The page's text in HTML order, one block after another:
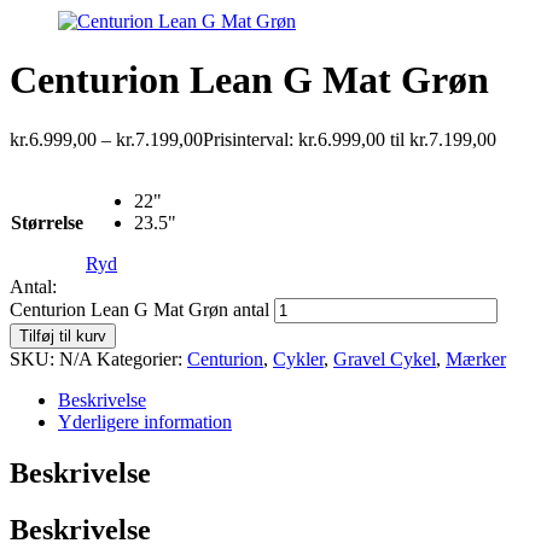
Centurion Lean G Mat Grøn
kr.6.999,00 – kr.7.199,00Prisinterval: kr.6.999,00 til kr.7.199,00
Størrelse
22"
23.5"
Ryd
Antal:
Centurion Lean G Mat Grøn antal
Tilføj til kurv
SKU: N/A Kategorier: Centurion, Cykler, Gravel Cykel, Mærker
Beskrivelse
Yderligere information
Beskrivelse
Beskrivelse